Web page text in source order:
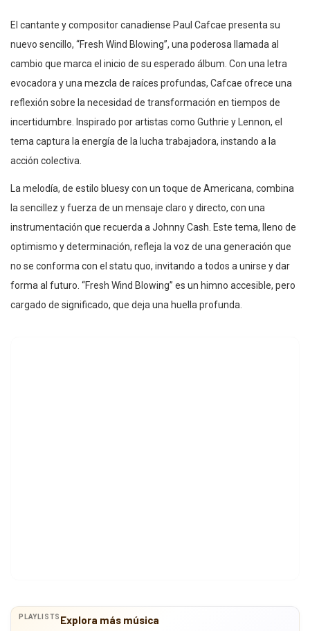
El cantante y compositor canadiense Paul Cafcae presenta su
nuevo sencillo, “Fresh Wind Blowing”, una poderosa llamada al
cambio que marca el inicio de su esperado álbum. Con una letra
evocadora y una mezcla de raíces profundas, Cafcae ofrece una
reflexión sobre la necesidad de transformación en tiempos de
incertidumbre. Inspirado por artistas como Guthrie y Lennon, el
tema captura la energía de la lucha trabajadora, instando a la
acción colectiva.
La melodía, de estilo bluesy con un toque de Americana, combina
la sencillez y fuerza de un mensaje claro y directo, con una
instrumentación que recuerda a Johnny Cash. Este tema, lleno de
optimismo y determinación, refleja la voz de una generación que
no se conforma con el statu quo, invitando a todos a unirse y dar
forma al futuro. “Fresh Wind Blowing” es un himno accesible, pero
cargado de significado, que deja una huella profunda.
PLAYLISTS Explora más música